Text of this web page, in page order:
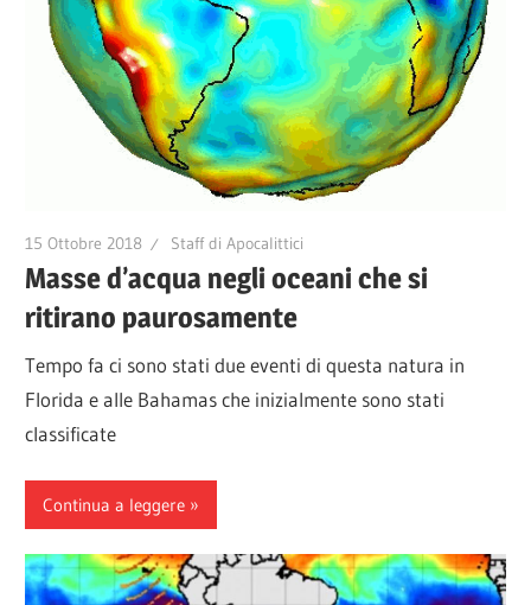
15 Ottobre 2018 Staff di Apocalittici
Masse d’acqua negli oceani che si
ritirano paurosamente
Tempo fa ci sono stati due eventi di questa natura in
Florida e alle Bahamas che inizialmente sono stati
classificate
Continua a leggere